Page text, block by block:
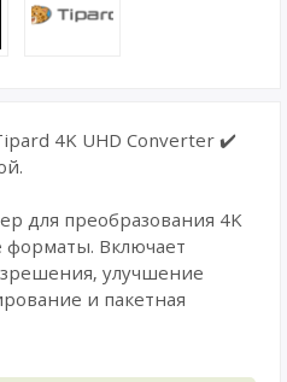
4K UHD Converter ✔️
для преобразования 4K
форматы. Включает
улучшение
и пакетная